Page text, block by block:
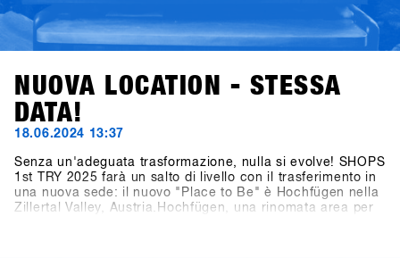
NUOVA LOCATION - STESSA
DATA!
18.06.2024 13:37
Senza un'adeguata trasformazione, nulla si evolve! SHOPS
1st TRY 2025 farà un salto di livello con il trasferimento in
una nuova sede: il nuovo "Place to Be" è Hochfügen nella
Zillertal Valley, Austria.Hochfügen, una rinomata area per